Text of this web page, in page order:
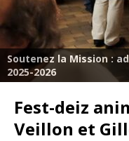
Soutenez la Mission :
2025-2026
Fest-deiz
Veillon et